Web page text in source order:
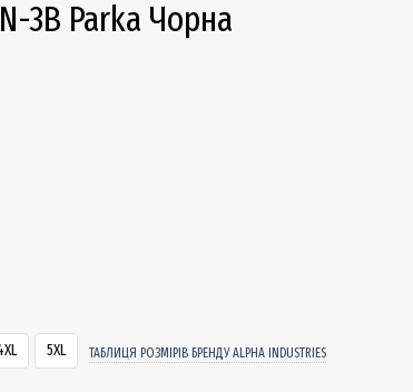
3B Parka Чорна
5XL ТАБЛИЦЯ РОЗМІРІВ БРЕНДУ ALPHA INDUSTRIES